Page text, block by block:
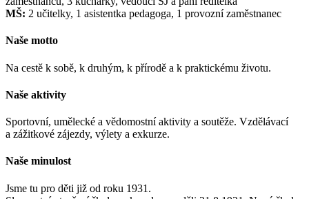
MŠ: 2 učitelky, 1 asistentka pedagoga, 1 provozní zaměstnanec
Naše motto
Na cestě k sobě, k druhým, k přírodě a k praktickému životu.
Naše aktivity
Sportovní, umělecké a vědomostní aktivity a soutěže. Vzdělávací
a zážitkové zájezdy, výlety a exkurze.
Naše minulost
Jsme tu pro děti již od roku 1931.